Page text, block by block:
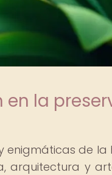
la
enigmáticas de
arquitectura y